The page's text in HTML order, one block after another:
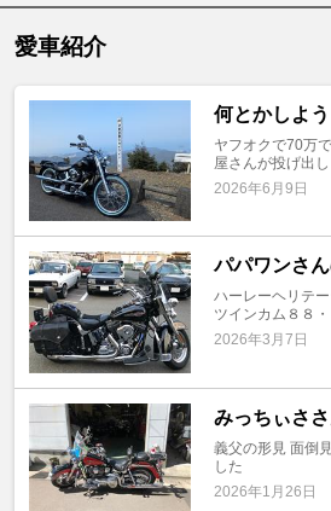
愛車紹介
何とかしよ
ヤフオクで70万
屋さんが投げ出し
2026年6月9日
パパワンさ
ハーレーヘリテ
ツインカム８８・
2026年3月7日
みっちぃさ
義父の形見 面倒
した
2026年1月26日